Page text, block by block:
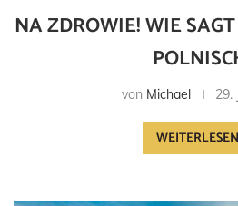
NA ZDROWIE! WIE
von Michael 29.
WEITERLESEN